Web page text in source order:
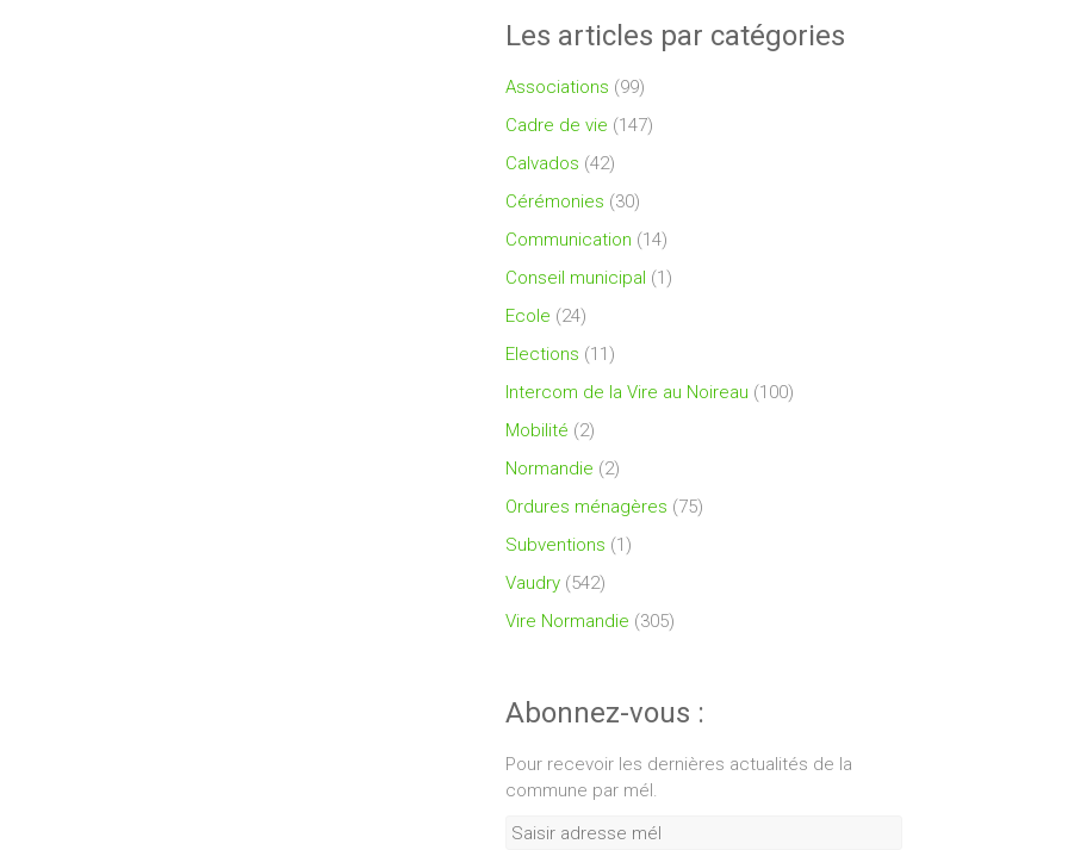
Les articles par catégories
Associations (99)
Cadre de vie (147)
Calvados (42)
Cérémonies (30)
Communication (14)
Conseil municipal (1)
Ecole (24)
Elections (11)
Intercom de la Vire au Noireau (100)
Mobilité (2)
Normandie (2)
Ordures ménagères (75)
Subventions (1)
Vaudry (542)
Vire Normandie (305)
Abonnez-vous :
Pour recevoir les dernières actualités de la
commune par mél.
Saisir